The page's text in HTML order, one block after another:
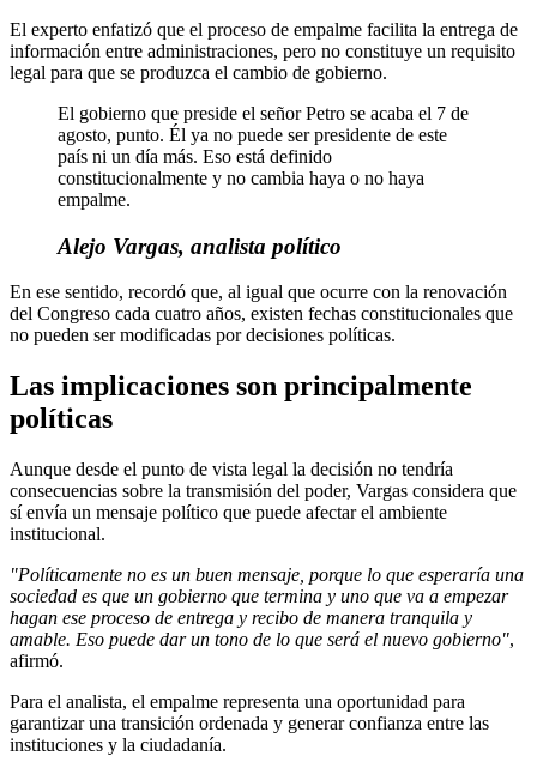
El experto enfatizó que el proceso de empalme facilita la entrega de
información entre administraciones, pero no constituye un requisito
legal para que se produzca el cambio de gobierno.
El gobierno que preside el señor Petro se acaba el 7 de
agosto, punto. Él ya no puede ser presidente de este
país ni un día más. Eso está definido
constitucionalmente y no cambia haya o no haya
empalme.
Alejo Vargas, analista político
En ese sentido, recordó que, al igual que ocurre con la renovación
del Congreso cada cuatro años, existen fechas constitucionales que
no pueden ser modificadas por decisiones políticas.
Las implicaciones son principalmente
políticas
Aunque desde el punto de vista legal la decisión no tendría
consecuencias sobre la transmisión del poder, Vargas considera que
sí envía un mensaje político que puede afectar el ambiente
institucional.
"Políticamente no es un buen mensaje, porque lo que esperaría una
sociedad es que un gobierno que termina y uno que va a empezar
hagan ese proceso de entrega y recibo de manera tranquila y
amable. Eso puede dar un tono de lo que será el nuevo gobierno",
afirmó.
Para el analista, el empalme representa una oportunidad para
garantizar una transición ordenada y generar confianza entre las
instituciones y la ciudadanía.